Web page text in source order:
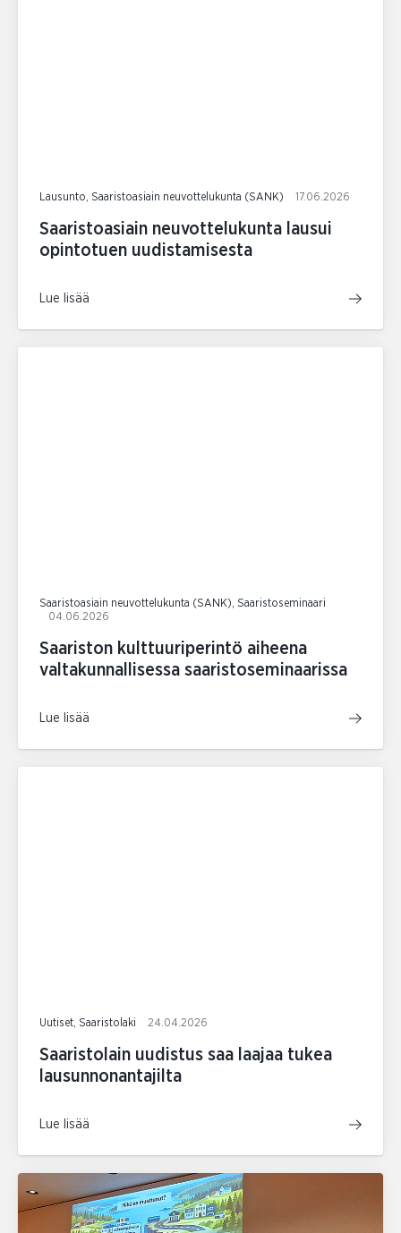
Lausunto, Saaristoasiain neuvottelukunta (SANK) 17.06.2026
Saaristoasiain neuvottelukunta lausui
opintotuen uudistamisesta
Lue lisää
Saaristoasiain neuvottelukunta (SANK), Saaristoseminaari
04.06.2026
Saariston kulttuuriperintö aiheena
valtakunnallisessa saaristoseminaarissa
Lue lisää
Uutiset, Saaristolaki 24.04.2026
Saaristolain uudistus saa laajaa tukea
lausunnonantajilta
Lue lisää